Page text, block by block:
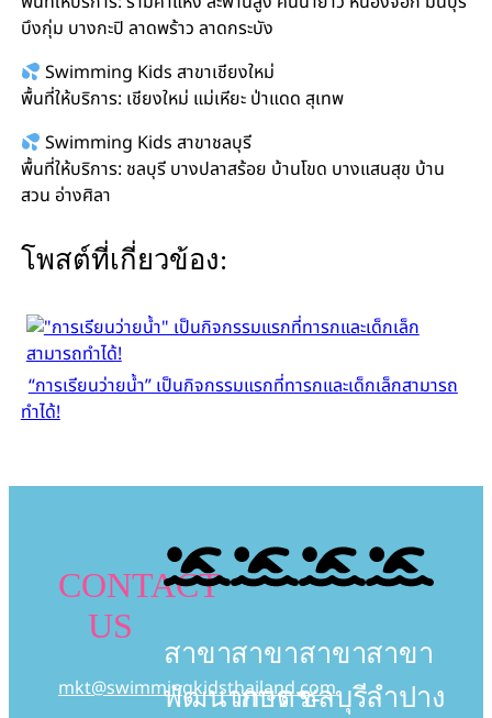
บึงกุ่ม บางกะปิ ลาดพร้าว ลาดกระบัง
Swimming Kids สาขาเชียงใหม่
พื้นที่ให้บริการ: เชียงใหม่ แม่เหียะ ป่าแดด สุเทพ
Swimming Kids สาขาชลบุรี
พื้นที่ให้บริการ: ชลบุรี บางปลาสร้อย บ้านโขด บางแสนสุข บ้าน
สวน อ่างศิลา
โพสต์ที่เกี่ยวข้อง:
“การเรียนว่ายน้ำ” เป็นกิจกรรมแรกที่ทารกและเด็กเล็กสามารถ
ทำได้!
CONTACT
US
mkt@swimmingkidsthailand.com
สาขา
พัฒนาการ
สาขา
เกษตร-
สาขา
ชลบุรี
สาขา
ลำปาง